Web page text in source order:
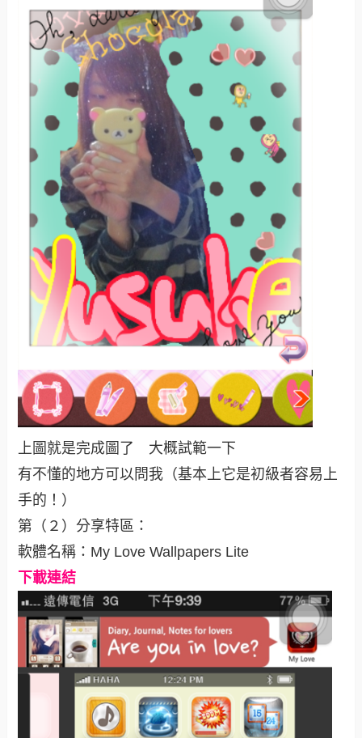
上圖就是完成圖了 大概試範一下
有不懂的地方可以問我（基本上它是初級者容易上
手的！）
第（２）分享特區：
軟體名稱：My Love Wallpapers Lite
下載連結